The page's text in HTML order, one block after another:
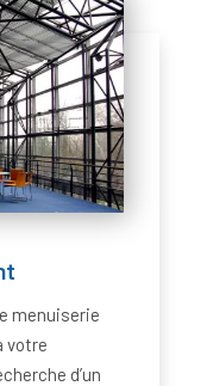
menuiserie
votre
d’un